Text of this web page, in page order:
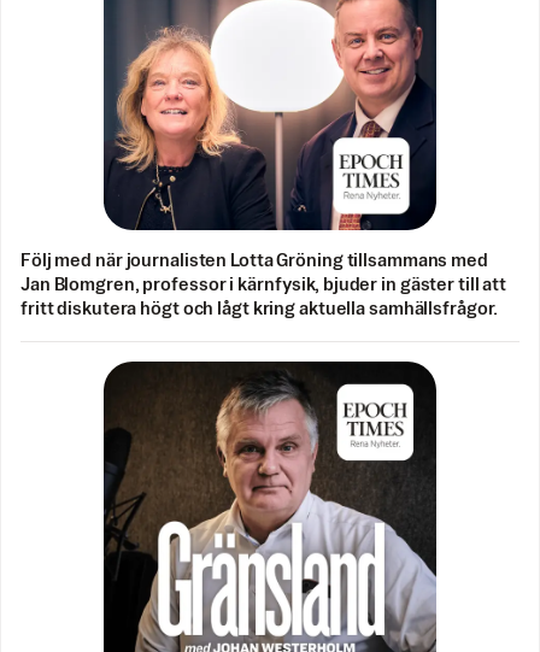
Följ med när journalisten Lotta Gröning tillsammans med
Jan Blomgren, professor i kärnfysik, bjuder in gäster till att
fritt diskutera högt och lågt kring aktuella samhällsfrågor.